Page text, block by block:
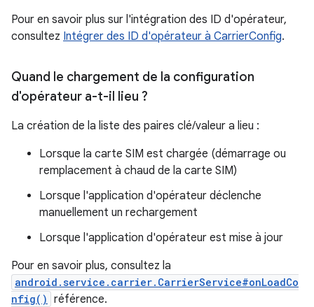
Pour en savoir plus sur l'intégration des ID d'opérateur,
consultez Intégrer des ID d'opérateur à CarrierConfig.
Quand le chargement de la configuration
d'opérateur a-t-il lieu ?
La création de la liste des paires clé/valeur a lieu :
Lorsque la carte SIM est chargée (démarrage ou
remplacement à chaud de la carte SIM)
Lorsque l'application d'opérateur déclenche
manuellement un rechargement
Lorsque l'application d'opérateur est mise à jour
Pour en savoir plus, consultez la
android.service.carrier.CarrierService#onLoadCo
nfig() référence.